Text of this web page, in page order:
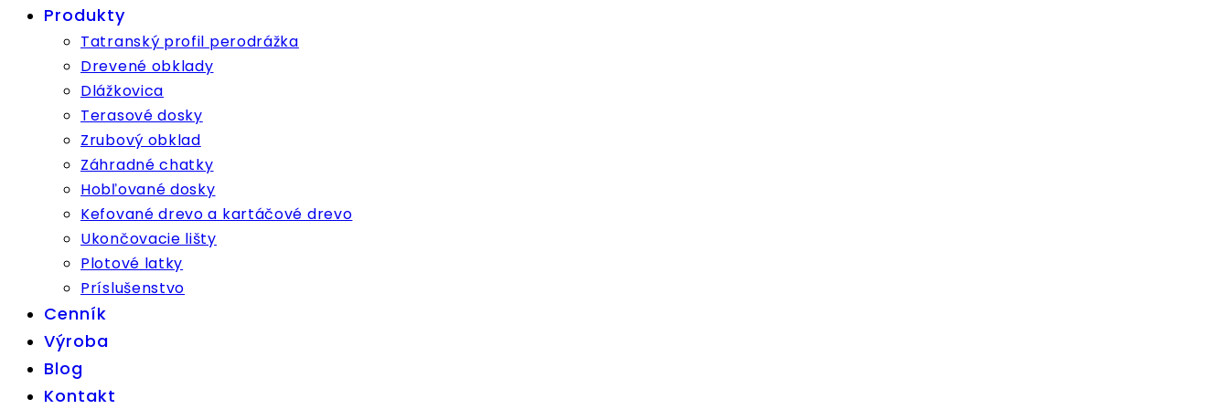
Produkty
Tatranský profil perodrážka
Drevené obklady
Dlážkovica
Terasové dosky
Zrubový obklad
Záhradné chatky
Hobľované dosky
Kefované drevo a kartáčové drevo
Ukončovacie lišty
Plotové latky
Príslušenstvo
Cenník
Výroba
Blog
Kontakt